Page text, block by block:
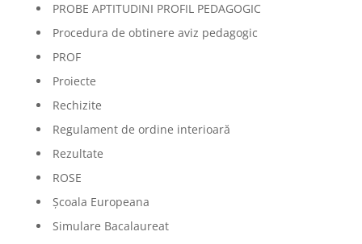
PROBE APTITUDINI PROFIL PEDAGOGIC
Procedura de obtinere aviz pedagogic
PROF
Proiecte
Rechizite
Regulament de ordine interioară
Rezultate
ROSE
Școala Europeana
Simulare Bacalaureat